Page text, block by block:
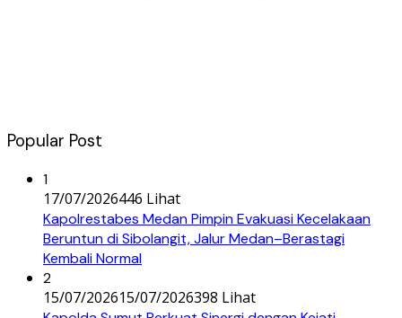
Popular Post
1
17/07/2026446 Lihat
Kapolrestabes Medan Pimpin Evakuasi Kecelakaan
Beruntun di Sibolangit, Jalur Medan–Berastagi
Kembali Normal
2
15/07/202615/07/2026398 Lihat